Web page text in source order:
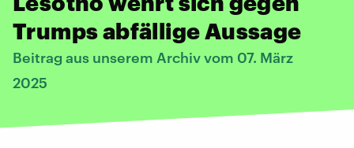
Trumps abfällige Aussage
Beitrag aus unserem Archiv vom 07. März
2025